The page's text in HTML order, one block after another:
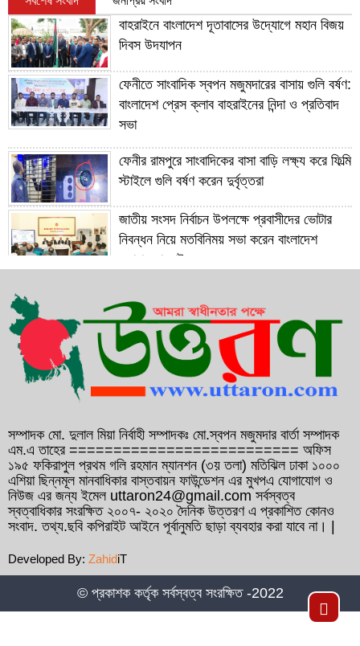
বাহরাইনে বাংলাদেশ দূতাবাসের উদ্যোগে মহান বিজয়
দিবস উদযাপন
ফেনীতে সাংবাদিক স্বপন মজুমদারের বাসায় গুলি বর্ষণ:
বাংলাদেশ প্রেস ক্লাব বাহরাইনের নিন্দা ও প্রতিবাদ
সভা
ফেনীর রামপুরে সাংবাদিকের বাসা বাড়ি লক্ষ্য করে ফিল্মি
স্টাইলে গুলি বর্ষণ করেন দুর্বৃত্তরা
জাতীয় সংসদ নির্বাচন উপলক্ষে প্রবাসীদের ভোটার
নিবন্ধন নিয়ে মতবিনিময় সভা করেন বাংলাদেশ
দূতাবাস বাহরাইন
কামনায় বাহরাইনে দোয়া মাহফিল অনুষ্ঠিত
১২ বছরের সফল যাত্রা শেষে ১৩ বছরে পদার্পণ
করেছেন ফেনী ইউনিভার্সিটি
আউয়াল মিন্টুর গাড়ি বহরে হামলা, আহত ১০
কুমিল্লা সদর- ৬ আসনে হাজী আমিন উর রশিদ
ইয়াছিনকে মনোনয়ন দেওয়ার দাবিতে ফ্রান্সে সংবাদ
সম্মেলন
জন্য সচেতনতামূলক মোবাইল কনস্যুলার ক্যাম্পের
আয়োজন
কুমিল্লা সদর- ৬ আসনে হাজী আমিন উর রশিদ
সম্পাদক মো. দুলাল মিয়া নির্বাহী সম্পাদকঃ মো.স্বপন মজুমদার বার্তা সম্পাদক
এম.এ তাহের ========================== অফিস
১৯৫ ফকিরাপুল প্রথম গলি রহমান ম্যানশন (৩য় তলা) মতিঝিল ঢাকা ১০০০
এশিয়া ছিন্নমূল মানবাধিকার বাস্তবায়ন ফাউন্ডেশন এর মুখপএ যোগাযোগ ও
নিউজ এর জন্য ইমেল uttaron24@gmail.com সর্বস্বত্ব
স্বত্বাধিকার সংরক্ষিত ২০০৭- ২০২০ দৈনিক উত্তরণ এ প্রকাশিত কোনও
সংবাদ. তথ্য.ছবি কপিরাইট আইনে পূর্বানুমতি ছাড়া ব্যবহার করা যাবে না। |
Developed By: ZahidiT
© প্রকাশক কর্তৃক সর্বস্বত্ব সংরক্ষিত -2022 Top